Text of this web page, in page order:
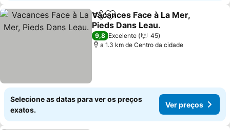
PartilharAdicionar aos favoritos
Vacances Face à La Mer,
Pieds Dans Leau.
Ver preços
9,8 Excelente
45
a 1.3 km de Centro da cidade
Selecione as datas para ver os preços
exatos.
Ver preços